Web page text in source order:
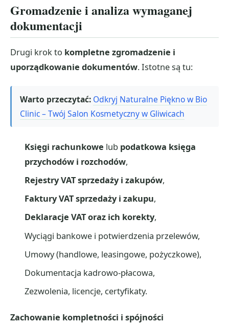
Gromadzenie i analiza wymaganej
dokumentacji
Drugi krok to kompletne zgromadzenie i
uporządkowanie dokumentów. Istotne są tu:
Warto przeczytać: Odkryj Naturalne Piękno w Bio
Clinic – Twój Salon Kosmetyczny w Gliwicach
Księgi rachunkowe lub podatkowa księga
przychodów i rozchodów,
Rejestry VAT sprzedaży i zakupów,
Faktury VAT sprzedaży i zakupu,
Deklaracje VAT oraz ich korekty,
Wyciągi bankowe i potwierdzenia przelewów,
Umowy (handlowe, leasingowe, pożyczkowe),
Dokumentacja kadrowo-płacowa,
Zezwolenia, licencje, certyfikaty.
Zachowanie kompletności i spójności